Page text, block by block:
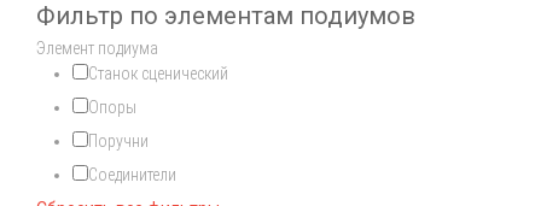
Фильтр по элементам подиумов
Элемент подиума
Станок сценический
Опоры
Поручни
Соединители